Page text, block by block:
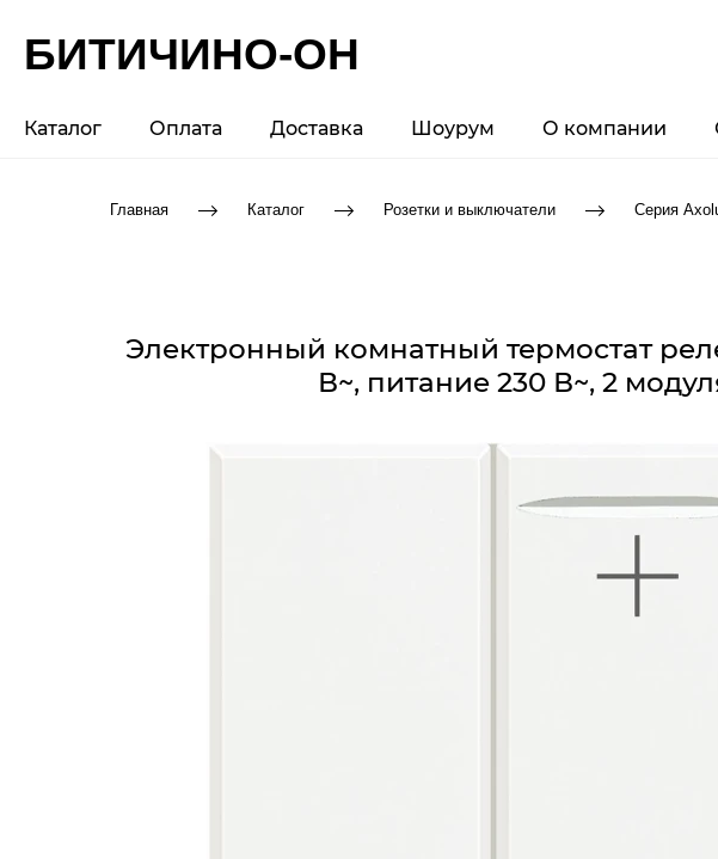
БИТИЧИНО-ОН
Каталог Оплата Доставка Шоурум О компании
Главная Каталог Розетки и выключатели Серия
Электронный комнатный термостат
В~, питание 230 В~, 2